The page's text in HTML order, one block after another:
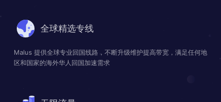
全球精选专线
Malus 提供全球专业回国线路，不断升级维护提高带宽，满足任何地
区和国家的海外华人回国加速需求